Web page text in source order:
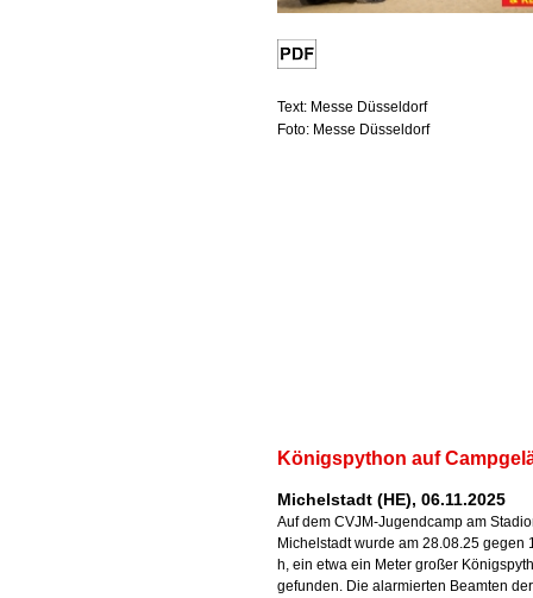
Text: Messe Düsseldorf
Foto: Messe Düsseldorf
Königspython auf
Michelstadt (HE), 06.11.2025
Auf dem CVJM-Jugendcamp am
Michelstadt wurde am 28.08.25 gegen
h, ein etwa ein Meter großer
gefunden. Die alarmierten Beamten der